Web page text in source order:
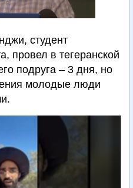
студент
провел в тегеранской
подруга – 3 дня, но
молодые люди